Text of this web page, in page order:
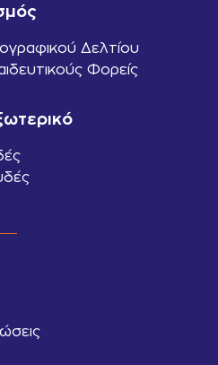
Δελτίου
Φορείς